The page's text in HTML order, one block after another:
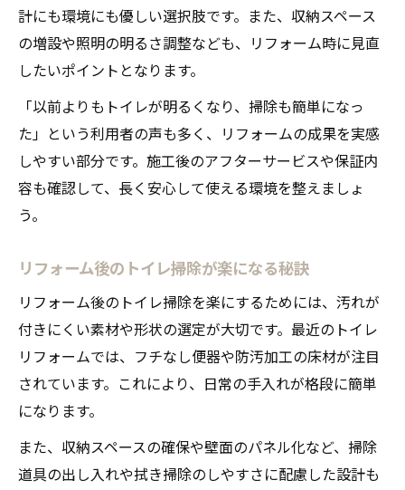
計にも環境にも優しい選択肢です。また、収納スペース
の増設や照明の明るさ調整なども、リフォーム時に見直
したいポイントとなります。
「以前よりもトイレが明るくなり、掃除も簡単になっ
た」という利用者の声も多く、リフォームの成果を実感
しやすい部分です。施工後のアフターサービスや保証内
容も確認して、長く安心して使える環境を整えましょ
う。
リフォーム後のトイレ掃除が楽になる秘訣
リフォーム後のトイレ掃除を楽にするためには、汚れが
付きにくい素材や形状の選定が大切です。最近のトイレ
リフォームでは、フチなし便器や防汚加工の床材が注目
されています。これにより、日常の手入れが格段に簡単
になります。
また、収納スペースの確保や壁面のパネル化など、掃除
道具の出し入れや拭き掃除のしやすさに配慮した設計も